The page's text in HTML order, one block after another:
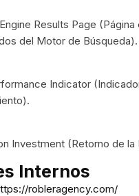
Results Page (Página
del Motor de Búsqueda).
Indicator
Investment (Retorno de la
Internos
robleragency.com/